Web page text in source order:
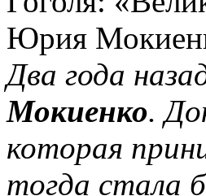
Два года
Мокиенко.
которая
тогда стала